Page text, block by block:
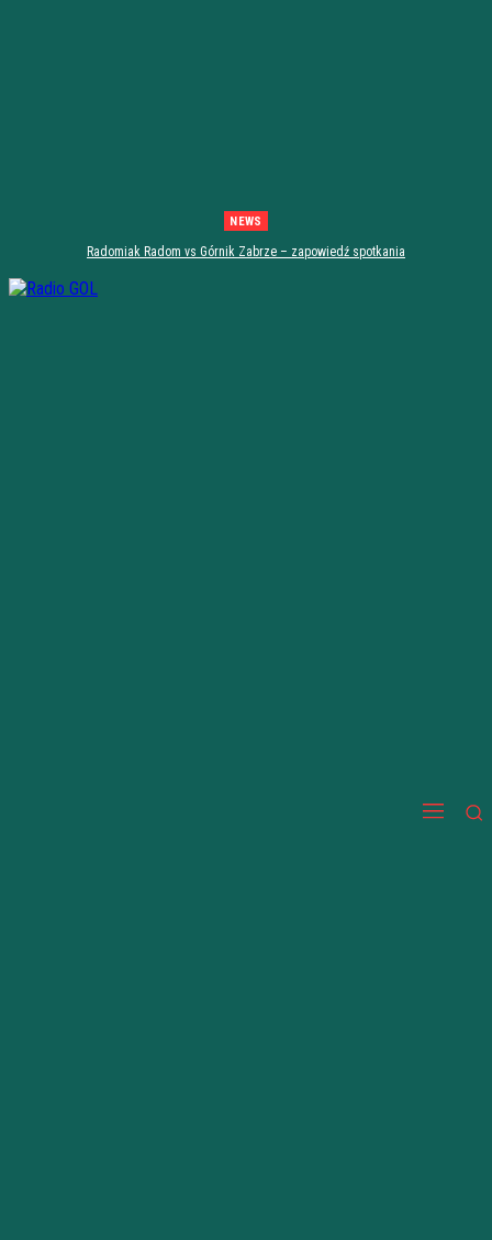
NEWS
Radomiak Radom vs Górnik Zabrze – zapowiedź spotkania